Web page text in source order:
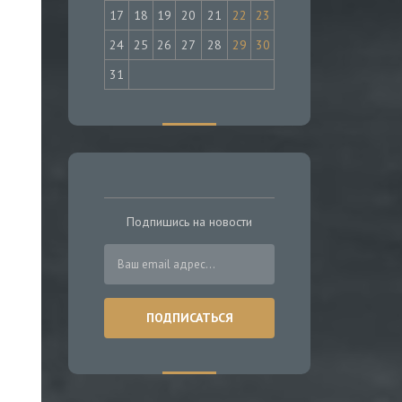
17
18 19 20 21 22
23
24
25 26 27 28 29
30
31
Подпишись на новости